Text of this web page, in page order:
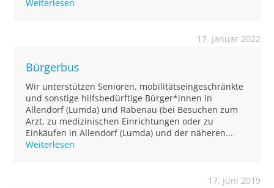
Weiterlesen
17. Januar 2022
Bürgerbus
Wir unterstützen Senioren, mobilitätseingeschränkte
und sonstige hilfsbedürftige Bürger*innen in
Allendorf (Lumda) und Rabenau (bei Besuchen zum
Arzt, zu medizinischen Einrichtungen oder zu
Einkäufen in Allendorf (Lumda) und der näheren...
Weiterlesen
17. Juni 2019